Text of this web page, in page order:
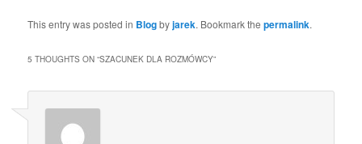
This entry was posted in Blogbyjarek. Bookmark thepermalink.
5 THOUGHTS ON “SZACUNEK DLA ROZMÓWCY”